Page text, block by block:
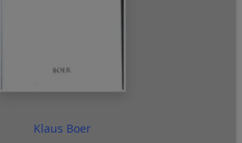
Klaus Boer